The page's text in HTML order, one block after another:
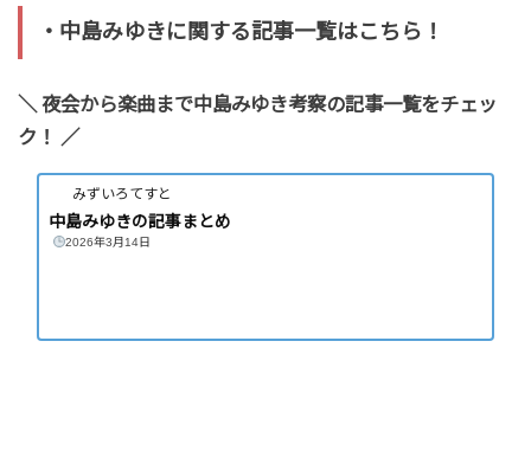
・中島みゆきに関する記事一覧はこちら！
＼ 夜会から楽曲まで中島みゆき考察の記事一覧をチェッ
ク！ ／
みずいろてすと
中島みゆきの記事まとめ
2026年3月14日